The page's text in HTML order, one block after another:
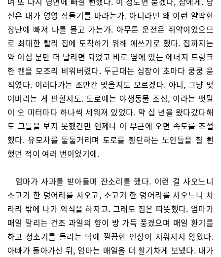
신은 내가 영영 잠들기를 바라는가. 아니라면 왜 이런 얄팍한
장난에 빠져 나를 몰고 가는가. 아무튼 운전은 쥐약이었으므
로 최대한 빨리 집에 도착하기 위해 애쓰기로 했다. 집까지는
약 이십 분만 더 달리면 되었고 바로 옆에 있는 에너지 드링크
한 캔을 모조리 비워버렸다. 두근대는 심장이 초마다 쿵쿵 움
직였다. 이러다가는 조만간 멎을지도 모르겠다. 아니, 그냥 멎
어버리는 게 편할지도. 도로에는 야생동물 조심, 이라는 팻말
이 오 미터마다 하나씩 세워져 있었다. 약 십 년을 왔다갔다해
도 그들을 보지 못했건만 언제나 이 부근에 오면 속도를 조절
했다. 유모차를 둘둘거리며 도로를 횡단하는 노인들을 칠 뻔
했던 적이 여러 번이었기에.
엄마가 사과를 받아들며 잔소리를 했다. 이런 걸 사오느니
소고기 한 덩어리를 사오고, 소고기 한 덩어리를 사오느니 차
라리 밖에 나가 외식을 하자고. 그래도 집은 따뜻했다. 엄마가
매일 말리는 건조 과일의 향이 방 가득 풍겼으며 매일 환기를
하고 청소기를 돌리는 덕에 깔끔한 인상이 지워지지 않았다.
아빠가 돌아가신 뒤, 엄마는 매일을 더 활기차게 보냈다. 내가